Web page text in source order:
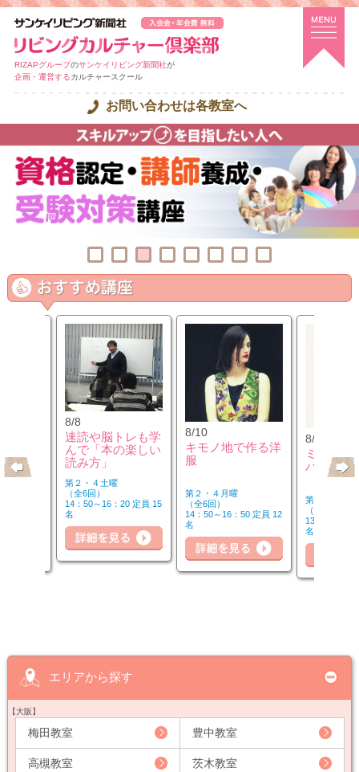
RIZAPグループのサンケイリビング新聞社が
企画・運営するカルチャースクール
お問い合わせは各教室へ
8/8
速読や脳トレも学
んで「本の楽しい
読み方」
第２・４土曜
（全6回）
14：50～16：20 定員 15
名
8/10
キモノ地で作る洋
服
第２・４月曜
（全6回）
14：50～16：50 定員 12
名
8/10
ミュージ
バーを楽
第２・４月曜
（全6回）
13：00～14
名
エリアから探す
【大阪】
梅田教室 豊中教室
高槻教室 茨木教室